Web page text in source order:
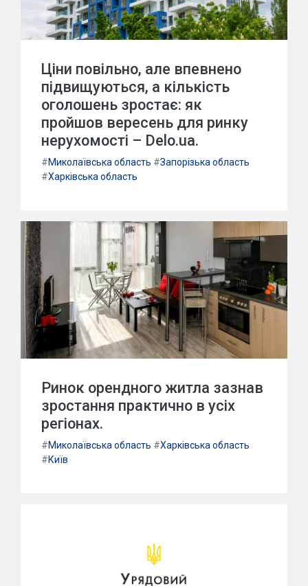
Ціни повільно, але впевнено
підвищуються, а кількість
оголошень зростає: як
пройшов вересень для ринку
нерухомості – Delo.ua.
#Миколаївська область #Запорізька область
#Харківська область
Ринок орендного житла зазнав
зростання практично в усіх
регіонах.
#Миколаївська область #Харківська область
#Київ